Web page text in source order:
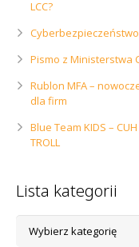
LCC?
Cyberbezpieczeństwo
Pismo z Ministerstwa
Rublon MFA –
dla firm
Blue Team KIDS –
TROLL
Lista kategorii
kategorii